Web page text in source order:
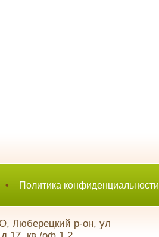
• Политика конфиденциальности
Люберецкий р-он, ул